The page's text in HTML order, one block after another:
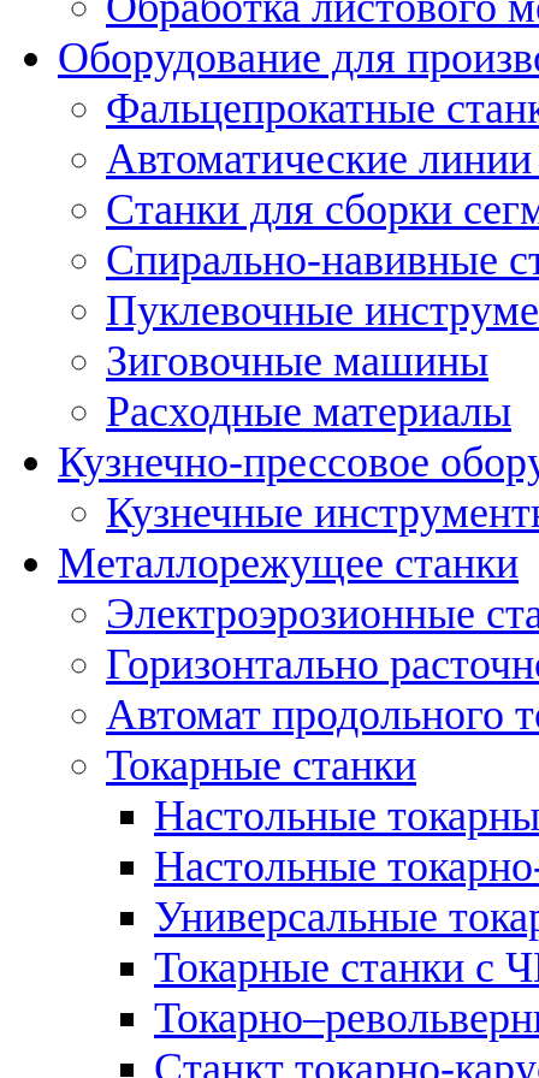
Оборудование для
Фальцепрокатные
Автоматические линии
Станки для сборки
Спирально-навивные
Пуклевочные
Зиговочные машины
Расходные материалы
Кузнечно-прессовое
Кузнечные
Металлорежущее станки
Электроэрозионные
Горизонтально
Автомат продольного
Токарные станки
Настольные
Настольные
Универсальные
Токарные станки с
Станкт токарно-